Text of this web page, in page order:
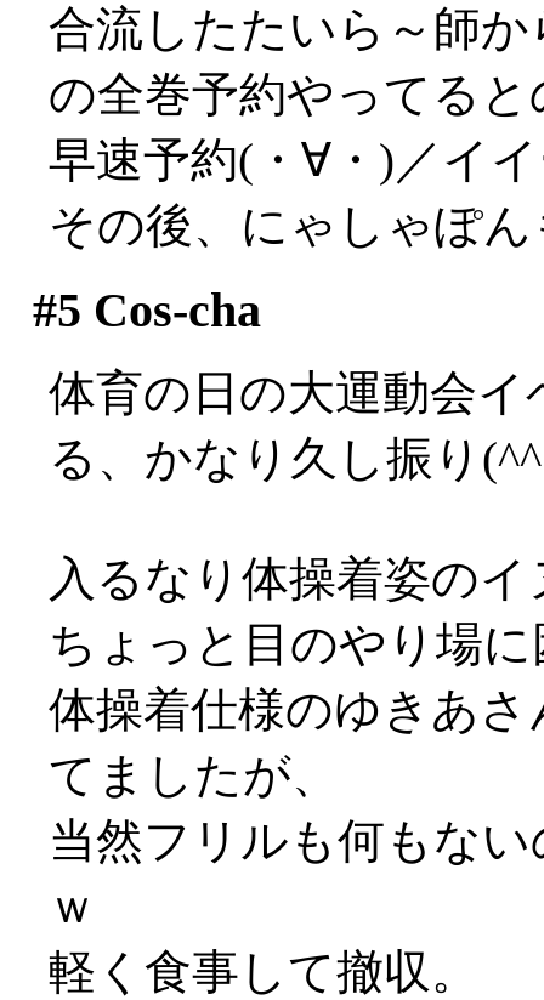
合流したたいら～師
の全巻予約やってる
早速予約(・∀・)／イ
その後、にゃしゃぽ
#5 Cos-cha
体育の日の大運動会
る、かなり久し振り
入るなり体操着姿の
ちょっと目のやり場
体操着仕様のゆきあ
てましたが、
当然フリルも何もな
ｗ
軽く食事して撤収。